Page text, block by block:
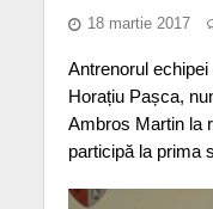
18 martie 2017
Antrenorul
Horațiu Pașca,
Ambros Martin la
participă la prima